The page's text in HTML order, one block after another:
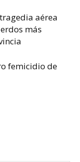
aérea
más
femicidio de